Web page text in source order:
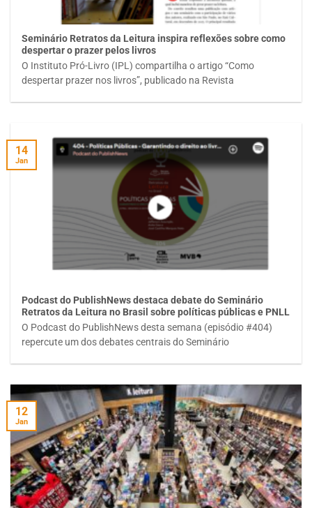
Seminário Retratos da Leitura inspira reflexões sobre como
despertar o prazer pelos livros
O Instituto Pró-Livro (IPL) compartilha o artigo “Como
despertar prazer nos livros”, publicado na Revista
Podcast do PublishNews destaca debate do Seminário
Retratos da Leitura no Brasil sobre políticas públicas e PNLL
O Podcast do PublishNews desta semana (episódio #404)
repercute um dos debates centrais do Seminário
14
Jan
12
Jan